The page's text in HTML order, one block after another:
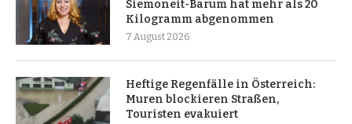
Siemoneit-Barum hat mehr als 20
Kilogramm abgenommen
7 August 2026
Heftige Regenfälle in Österreich:
Muren blockieren Straßen,
Touristen evakuiert